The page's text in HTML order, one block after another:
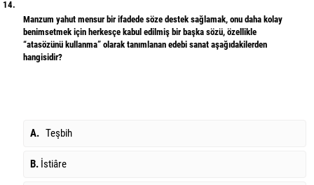
14.
Manzum yahut mensur bir ifadede söze destek sağlamak, onu daha kolay
benimsetmek için herkesçe kabul edilmiş bir başka sözü, özellikle
“atasözünü kullanma” olarak tanımlanan edebi sanat aşağıdakilerden
hangisidir?
A. Teşbih
B. İstiâre